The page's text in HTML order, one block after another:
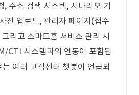
, 주소 검색 시스템, 시나리오 기
진 업로드, 관리자 페이지(접수
리고 스마트홈 서비스 관리 시
CTI 시스템과의 연동이 포함됩
여러 고객센터 챗봇이 언급되